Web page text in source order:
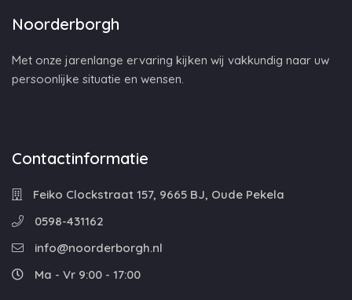
Noorderborgh
Met onze jarenlange ervaring kijken wij vakkundig naar uw
persoonlijke situatie en wensen.
Contactinformatie
Feiko Clockstraat 157, 9665 BJ, Oude Pekela
0598-431162
info@noorderborgh.nl
Ma - Vr 9:00 - 17:00